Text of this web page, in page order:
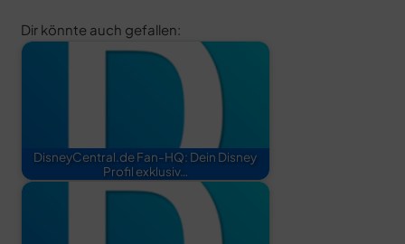
Dir könnte auch gefallen:
DisneyCentral.de Fan-HQ: Dein Disney
Profil exklusiv…